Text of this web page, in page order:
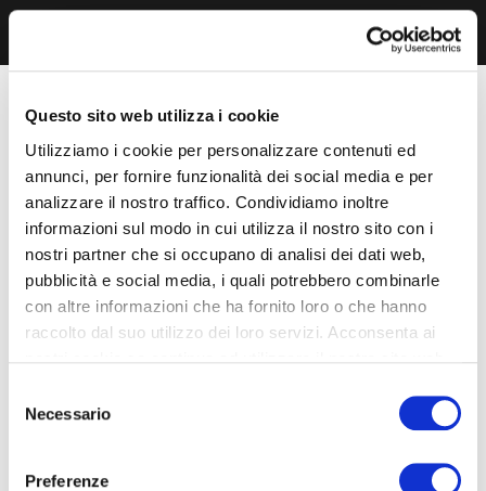
Questo sito web utilizza i cookie
Utilizziamo i cookie per personalizzare contenuti ed
annunci, per fornire funzionalità dei social media e per
analizzare il nostro traffico. Condividiamo inoltre
informazioni sul modo in cui utilizza il nostro sito con i
nostri partner che si occupano di analisi dei dati web,
pubblicità e social media, i quali potrebbero combinarle
con altre informazioni che ha fornito loro o che hanno
raccolto dal suo utilizzo dei loro servizi. Acconsenta ai
delNecessario
Preferenze